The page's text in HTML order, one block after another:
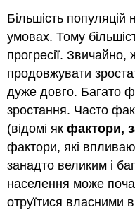
Більшість популяцій
умовах. Тому
прогресії.
продовжувати
дуже довго. Багато
зростання. Часто
(відомі якфактори,
фактори, які
занадто великим і
населення може
отруїтися власними